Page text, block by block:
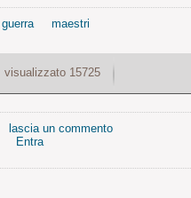
guerra maestri
visualizzato 15725
lascia un commento
Entra